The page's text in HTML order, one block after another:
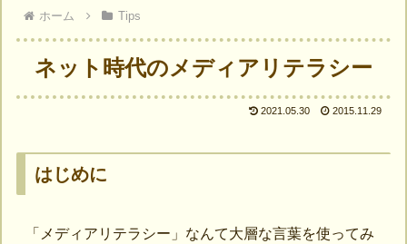
ホーム Tips
ネット時代のメディアリテラシー
2021.05.30 2015.11.29
はじめに
「メディアリテラシー」なんて大層な言葉を使ってみ